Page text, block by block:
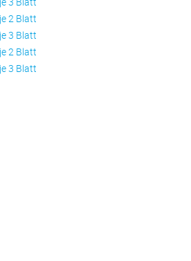
2 Blatt
3 Blatt
2 Blatt
3 Blatt